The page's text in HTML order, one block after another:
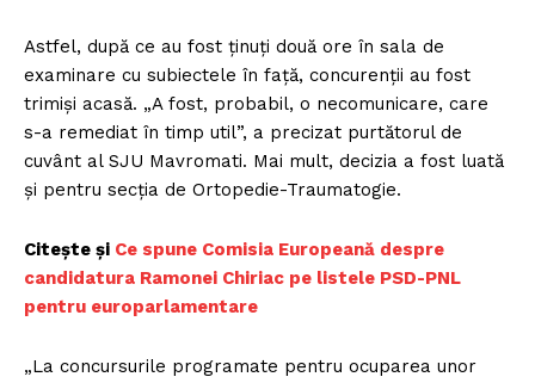
Astfel, după ce au fost ţinuţi două ore în sala de
examinare cu subiectele în faţă, concurenţii au fost
trimişi acasă. „A fost, probabil, o necomunicare, care
s-a remediat în timp util”, a precizat purtătorul de
cuvânt al SJU Mavromati. Mai mult, decizia a fost luată
şi pentru secţia de Ortopedie-Traumatogie.
Citește și Ce spune Comisia Europeană despre
candidatura Ramonei Chiriac pe listele PSD-PNL
pentru europarlamentare
„La concursurile programate pentru ocuparea unor